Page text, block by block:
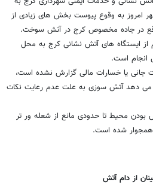
امروز به وقوع پیوست بخش های زیادی از
واقع در جاده مخصوص کرج در آتش سوخت.
ایستگاه های آتش نشانی کرج به محل
انجام است.
جانی یا خسارات مالی گزارش نشده است،
می دهد آتش سوزی به علت عدم رعایت نکات
محیط تا حدودی مانع از شعله ور تر
شده است.
از دام آتش